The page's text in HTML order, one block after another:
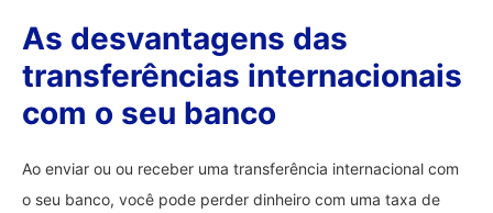
As desvantagens das
transferências internacionais
com o seu banco
Ao enviar ou ou receber uma transferência internacional com
o seu banco, você pode perder dinheiro com uma taxa de